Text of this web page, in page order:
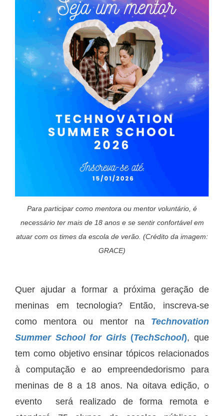
Para participar como mentora ou mentor voluntário, é
necessário ter mais de 18 anos e se sentir confortável em
atuar com os times da escola de verão. (Crédito da imagem:
GRACE)
Quer ajudar a formar a próxima geração de
meninas em tecnologia? Então, inscreva-se
como mentora ou mentor na Technovation
Summer School for Girls (TechSchool), que
tem como objetivo ensinar tópicos relacionados
à computação e ao empreendedorismo para
meninas de 8 a 18 anos. Na oitava edição, o
evento será realizado de forma remota e